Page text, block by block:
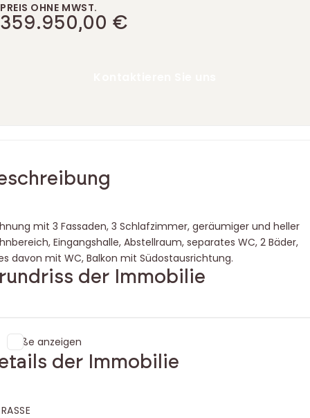
PREIS OHNE MWST.
359.950,00 €
mit 3 Fassaden, 3 Schlafzimmer, geräumiger und heller
Eingangshalle, Abstellraum, separates WC, 2 Bäder,
davon mit WC, Balkon mit Südostausrichtung.
der Immobilie
Maße anzeigen
der Immobilie